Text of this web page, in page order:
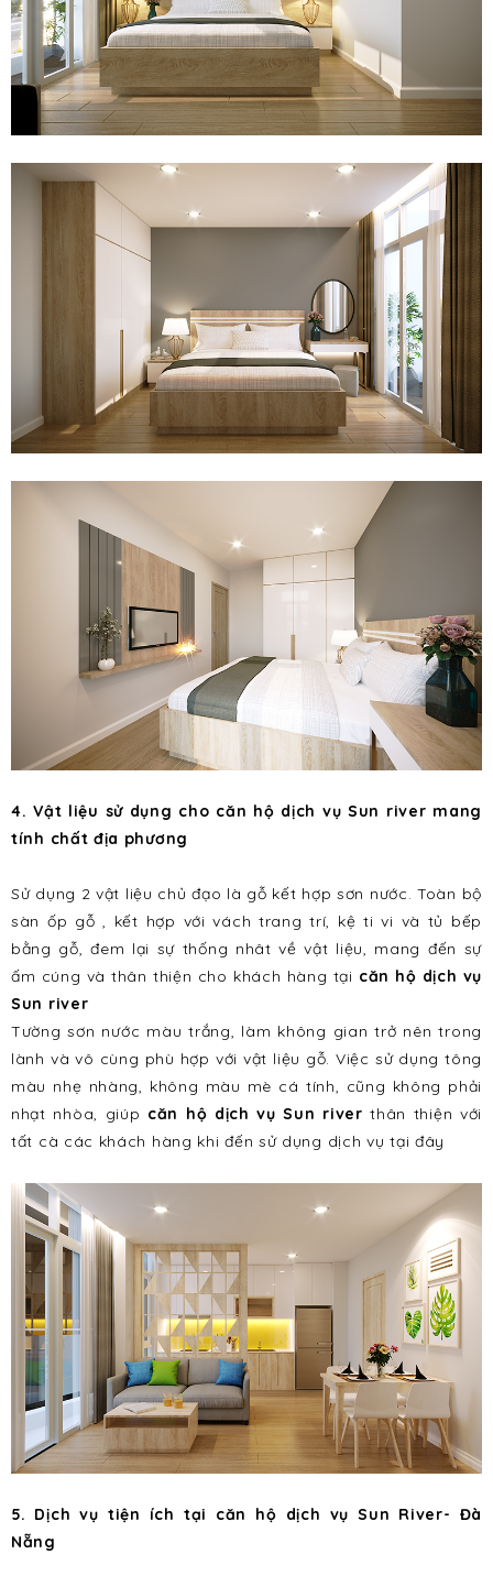
4. Vật liệu sử dụng cho căn hộ dịch vụ Sun river mang
tính chất địa phương
Sử dụng 2 vật liệu chủ đạo là gỗ kết hợp sơn nước. Toàn bộ
sàn ốp gỗ , kết hợp với vách trang trí, kệ ti vi và tủ bếp
bằng gỗ, đem lại sự thống nhât về vật liệu, mang đến sự
ấm cúng và thân thiện cho khách hàng tại căn hộ dịch vụ
Sun river
Tường sơn nước màu trắng, làm không gian trở nên trong
lành và vô cùng phù hợp với vật liệu gỗ. Việc sử dụng tông
màu nhẹ nhàng, không màu mè cá tính, cũng không phải
nhạt nhòa, giúp căn hộ dịch vụ Sun river thân thiện với
tất cà các khách hàng khi đến sử dụng dịch vụ tại đây
5. Dịch vụ tiện ích tại căn hộ dịch vụ Sun River- Đà
Nẵng